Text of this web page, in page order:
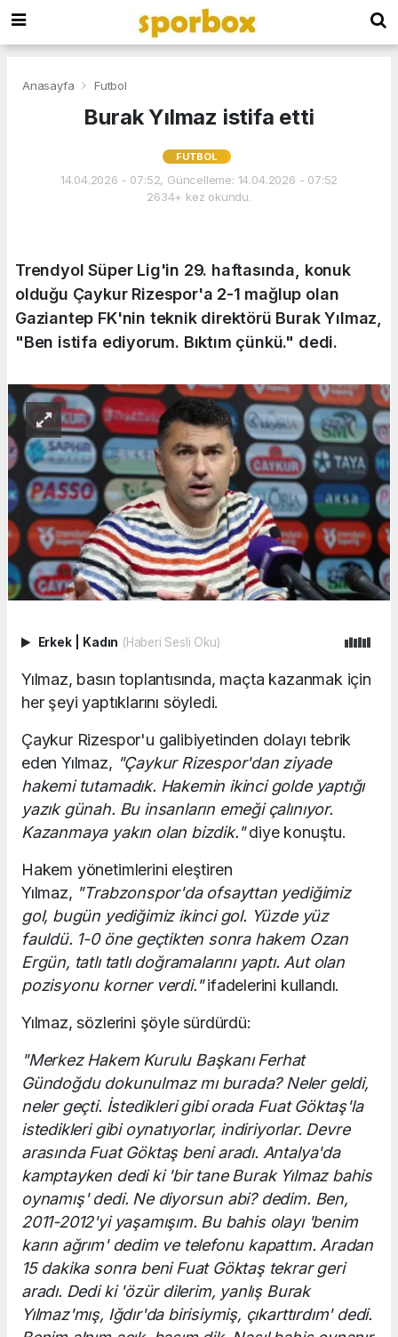
Anasayfa Futbol
Burak Yılmaz istifa etti
FUTBOL
14.04.2026 - 07:52, Güncelleme: 14.04.2026 - 07:52
2634+ kez okundu.
Trendyol Süper Lig'in 29. haftasında, konuk
olduğu Çaykur Rizespor'a 2-1 mağlup olan
Gaziantep FK'nin teknik direktörü Burak Yılmaz,
"Ben istifa ediyorum. Bıktım çünkü." dedi.
Erkek Kadın (Haberi Sesli Oku)
Yılmaz, basın toplantısında, maçta kazanmak için
her şeyi yaptıklarını söyledi.
Çaykur Rizespor'u galibiyetinden dolayı tebrik
eden Yılmaz, "Çaykur Rizespor'dan ziyade
hakemi tutamadık. Hakemin ikinci golde yaptığı
yazık günah. Bu insanların emeği çalınıyor.
Kazanmaya yakın olan bizdik."diye konuştu.
Hakem yönetimlerini eleştiren
Yılmaz, "Trabzonspor'da ofsayttan yediğimiz
gol, bugün yediğimiz ikinci gol. Yüzde yüz
fauldü. 1-0 öne geçtikten sonra hakem Ozan
Ergün, tatlı tatlı doğramalarını yaptı. Aut olan
pozisyonu korner verdi."ifadelerini kullandı.
Yılmaz, sözlerini şöyle sürdürdü:
"Merkez Hakem Kurulu Başkanı Ferhat
Gündoğdu dokunulmaz mı burada? Neler geldi,
neler geçti. İstedikleri gibi orada Fuat Göktaş'la
istedikleri gibi oynatıyorlar, indiriyorlar. Devre
arasında Fuat Göktaş beni aradı. Antalya'da
kamptayken dedi ki 'bir tane Burak Yılmaz bahis
oynamış' dedi. Ne diyorsun abi? dedim. Ben,
2011-2012'yi yaşamışım. Bu bahis olayı 'benim
karın ağrım' dedim ve telefonu kapattım. Aradan
15 dakika sonra beni Fuat Göktaş tekrar geri
aradı. Dedi ki 'özür dilerim, yanlış Burak
Yılmaz'mış, Iğdır'da birisiymiş, çıkarttırdım' dedi.